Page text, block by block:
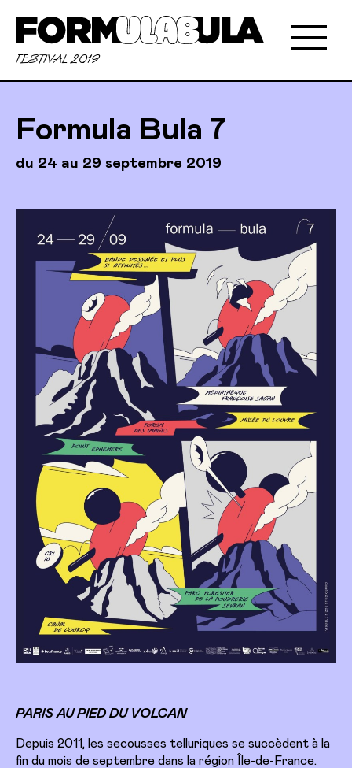
FESTIVAL 2019
Formula Bula 7
du 24 au 29 septembre 2019
PARIS AU PIED DU VOLCAN
Depuis 2011, les secousses telluriques se succèdent à la
fin du mois de septembre dans la région Île-de-France.